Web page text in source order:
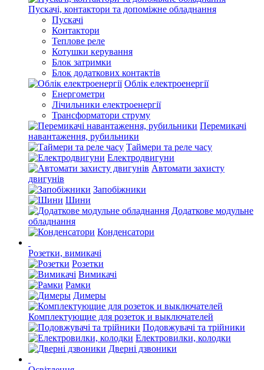
Пускачі, контактори та допоміжне обладнання
Пускачі
Контактори
Теплове реле
Котушки керування
Блок затримки
Блок додаткових контактів
Облік електроенергії
Енергометри
Лічильники електроенергії
Трансформатори струму
Перемикачі
навантаження, рубильники
Таймери та реле часу
Електродвигуни
Автомати захисту
двигунів
Запобіжники
Шини
Додаткове модульне
обладнання
Конденсатори
Розетки, вимикачі
Розетки
Вимикачі
Рамки
Димеры
Комплектующие для розеток и выключателей
Подовжувачі та трійники
Електровилки, колодки
Дверні дзвоники